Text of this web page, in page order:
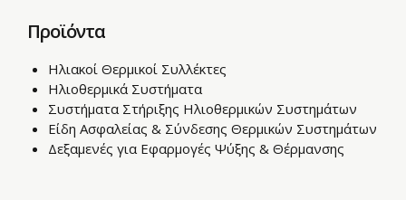
Προϊόντα
Ηλιακοί Θερμικοί Συλλέκτες
Ηλιοθερμικά Συστήματα
Συστήματα Στήριξης Ηλιοθερμικών Συστημάτων
Είδη Ασφαλείας & Σύνδεσης Θερμικών Συστημάτων
Δεξαμενές για Εφαρμογές Ψύξης & Θέρμανσης